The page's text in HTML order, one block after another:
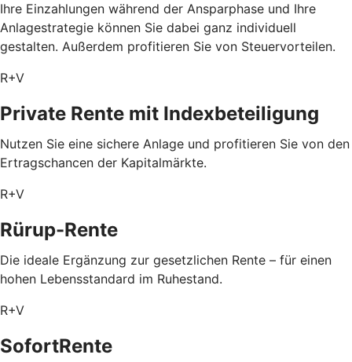
Ihre Einzahlungen während der Ansparphase und Ihre
Anlagestrategie können Sie dabei ganz individuell
gestalten. Außerdem profitieren Sie von Steuervorteilen.
R+V
Private Rente mit Index­beteiligung
Nutzen Sie eine sichere Anlage und profitieren Sie von den
Ertragschancen der Kapitalmärkte.
R+V
Rürup-Rente
Die ideale Ergänzung zur gesetzlichen Rente – für einen
hohen Lebensstandard im Ruhestand.
R+V
SofortRente